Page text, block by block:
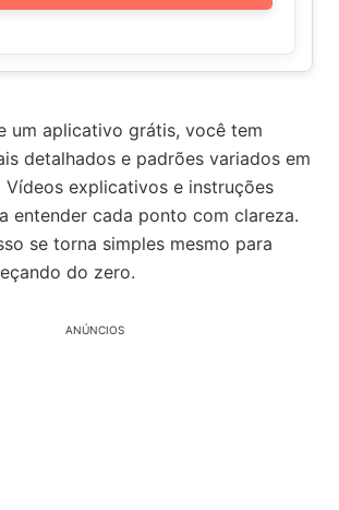
um aplicativo grátis, você tem
detalhados e padrões variados em
Vídeos explicativos e instruções
entender cada ponto com clareza.
se torna simples mesmo para
do zero.
ANÚNCIOS